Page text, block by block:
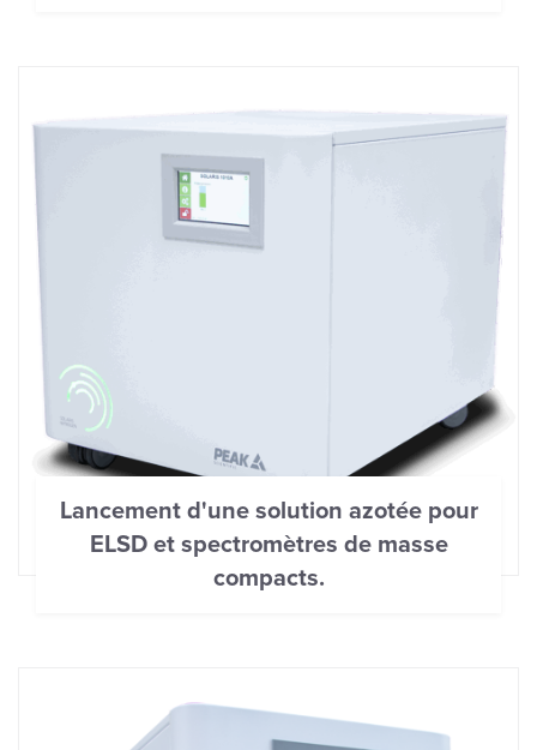
Lancement d'une solution azotée pour
ELSD et spectromètres de masse
compacts.